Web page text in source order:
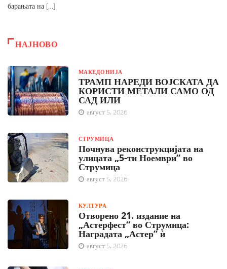
барањата на […]
НАЈНОВО
МАКЕДОНИЈА
ТРАМП НАРЕДИ ВОЈСКАТА ДА
КОРИСТИ МЕТАЛИ САМО ОД
САД ИЛИ
август 5, 2026
СТРУМИЦА
Почнува реконструкцијата на
улицата „5-ти Ноември“ во
Струмица
август 5, 2026
КУЛТУРА
Отворено 21. издание на
„Астерфест“ во Струмица:
Наградата „Астер“ ѝ
август 5, 2026